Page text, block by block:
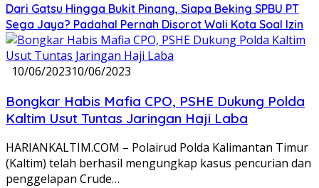
Dari Gatsu Hingga Bukit Pinang, Siapa Beking SPBU PT
Sega Jaya? Padahal Pernah Disorot Wali Kota Soal Izin
10/06/202310/06/2023
Bongkar Habis Mafia CPO, PSHE Dukung Polda
Kaltim Usut Tuntas Jaringan Haji Laba
HARIANKALTIM.COM – Polairud Polda Kalimantan Timur
(Kaltim) telah berhasil mengungkap kasus pencurian dan
penggelapan Crude…